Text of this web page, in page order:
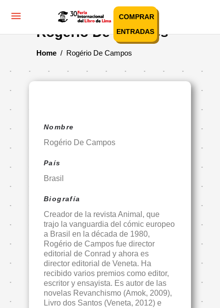
COMPRAR
ENTRADAS
Rogério De Campos
Home / Rogério De Campos
Nombre
Rogério De Campos
País
Brasil
Biografía
Creador de la revista Animal, que
trajo la vanguardia del cómic europeo
a Brasil en la década de 1980,
Rogério de Campos fue director
editorial de Conrad y ahora es
director editorial de Veneta. Ha
recibido varios premios como editor,
escritor y ensayista. Es autor de las
novelas Revanchismo (Amok, 2009),
Livro dos Santos (Veneta, 2012) e